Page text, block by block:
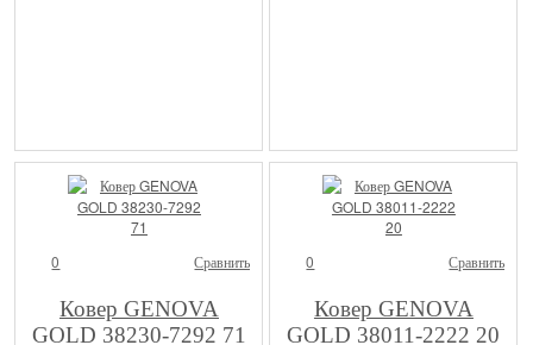
0 Сравнить
Ковер GENOVA
GOLD 38230-7292 71
0 Сравнить
Ковер GENOVA
GOLD 38011-2222 20